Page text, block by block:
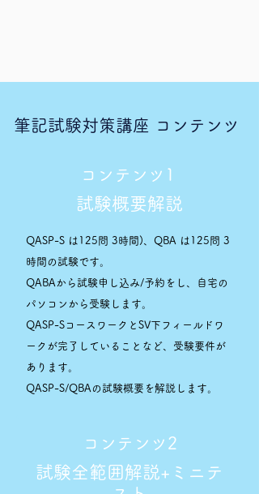
筆記試験対策講座 コンテンツ
コンテンツ1
試験概要解説
QASP-S は125問 3時間)、QBA は125問 3
時間の試験です。
QABAから試験申し込み/予約をし、自宅の
パソコンから受験します。
QASP-SコースワークとSV下フィールドワ
ークが完了していることなど、受験要件が
あります。
QASP-S/QBAの試験概要を解説します。
コンテンツ2
試験全範囲解説+ミニテ